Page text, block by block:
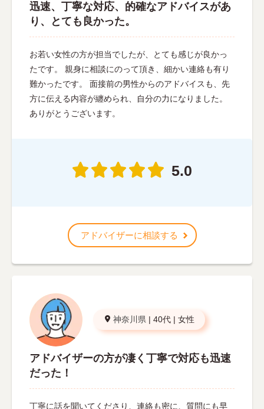
迅速、丁寧な対応、的確なアドバイスがあ
り、とても良かった。
お若い女性の方が担当でしたが、とても感じが良かっ
たです。 親身に相談にのって頂き、細かい連絡も有り
難かったです。 面接前の男性からのアドバイスも、先
方に伝える内容が纏められ、自分の力になりました。
ありがとうございます。
5.0
アドバイザーに相談する
神奈川県 | 40代 | 女性
アドバイザーの方が凄く丁寧で対応も迅速
だった！
丁寧に話を聞いてくださり、連絡も密に、質問にも早